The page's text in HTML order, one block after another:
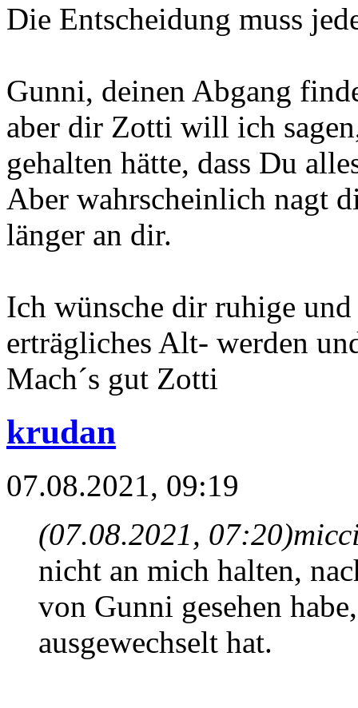
Die Entscheidung muss
Gunni, deinen Abgang
aber dir Zotti will ich
gehalten hätte, dass Du
Aber wahrscheinlich nagt
länger an dir.
Ich wünsche dir ruhige und
erträgliches Alt- werden
Mach´s gut Zotti
krudan
07.08.2021, 09:19
(07.08.2021, 07:20)
nicht an mich halten,
von Gunni gesehen
ausgewechselt hat.